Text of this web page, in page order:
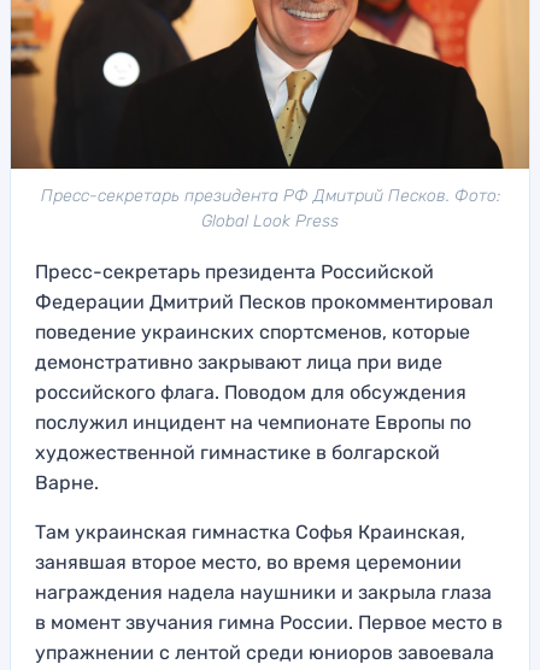
Пресс-секретарь президента РФ Дмитрий Песков. Фото:
Global Look Press
Пресс-секретарь президента Российской
Федерации Дмитрий Песков прокомментировал
поведение украинских спортсменов, которые
демонстративно закрывают лица при виде
российского флага. Поводом для обсуждения
послужил инцидент на чемпионате Европы по
художественной гимнастике в болгарской
Варне.
Там украинская гимнастка Софья Краинская,
занявшая второе место, во время церемонии
награждения надела наушники и закрыла глаза
в момент звучания гимна России. Первое место в
упражнении с лентой среди юниоров завоевала